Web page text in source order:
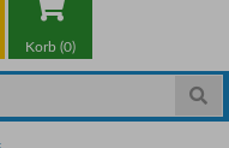
Korb (0)